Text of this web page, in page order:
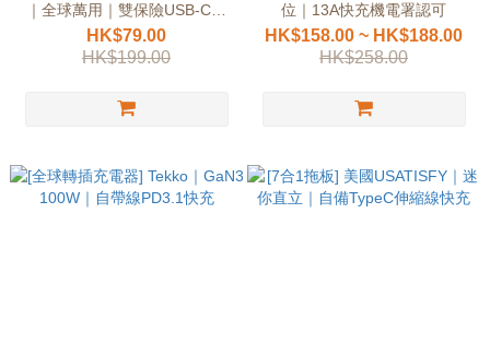
｜全球萬用｜雙保險USB-C輸
出
HK$79.00
HK$199.00
位｜13A快充機電署認可
HK$158.00 ~ HK$188.00
HK$258.00